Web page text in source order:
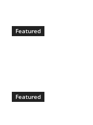
Featured
Featured